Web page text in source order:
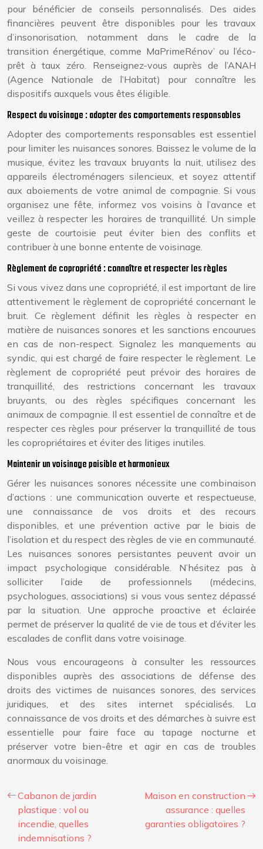
pour bénéficier de conseils personnalisés. Des aides
financières peuvent être disponibles pour les travaux
d’insonorisation, notamment dans le cadre de la
transition énergétique, comme MaPrimeRénov’ ou l’éco-
prêt à taux zéro. Renseignez-vous auprès de l’ANAH
(Agence Nationale de l’Habitat) pour connaître les
dispositifs auxquels vous êtes éligible.
Respect du voisinage : adopter des comportements responsables
Adopter des comportements responsables est essentiel
pour limiter les nuisances sonores. Baissez le volume de la
musique, évitez les travaux bruyants la nuit, utilisez des
appareils électroménagers silencieux, et soyez attentif
aux aboiements de votre animal de compagnie. Si vous
organisez une fête, informez vos voisins à l’avance et
veillez à respecter les horaires de tranquillité. Un simple
geste de courtoisie peut éviter bien des conflits et
contribuer à une bonne entente de voisinage.
Règlement de copropriété : connaître et respecter les règles
Si vous vivez dans une copropriété, il est important de lire
attentivement le règlement de copropriété concernant le
bruit. Ce règlement définit les règles à respecter en
matière de nuisances sonores et les sanctions encourues
en cas de non-respect. Signalez les manquements au
syndic, qui est chargé de faire respecter le règlement. Le
règlement de copropriété peut prévoir des horaires de
tranquillité, des restrictions concernant les travaux
bruyants, ou des règles spécifiques concernant les
animaux de compagnie. Il est essentiel de connaître et de
respecter ces règles pour préserver la tranquillité de tous
les copropriétaires et éviter des litiges inutiles.
Maintenir un voisinage paisible et harmonieux
Gérer les nuisances sonores nécessite une combinaison
d’actions : une communication ouverte et respectueuse,
une connaissance de vos droits et des recours
disponibles, et une prévention active par le biais de
l’isolation et du respect des règles de vie en communauté.
Les nuisances sonores persistantes peuvent avoir un
impact psychologique considérable. N’hésitez pas à
solliciter l’aide de professionnels (médecins,
psychologues, associations) si vous vous sentez dépassé
par la situation. Une approche proactive et éclairée
permet de préserver la qualité de vie de tous et d’éviter les
escalades de conflit dans votre voisinage.
Nous vous encourageons à consulter les ressources
disponibles auprès des associations de défense des
droits des victimes de nuisances sonores, des services
juridiques, et des sites internet spécialisés. La
connaissance de vos droits et des démarches à suivre est
essentielle pour faire face au tapage nocturne et
préserver votre bien-être et agir en cas de troubles
anormaux du voisinage.
Cabanon de jardin
plastique : vol ou
incendie, quelles
indemnisations ?
Maison en construction
assurance : quelles
garanties obligatoires ?